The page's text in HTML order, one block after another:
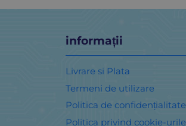
informații
Livrare si Plata
Termeni de utilizare
Politica de confidențialitate
Politica privind cookie-urile